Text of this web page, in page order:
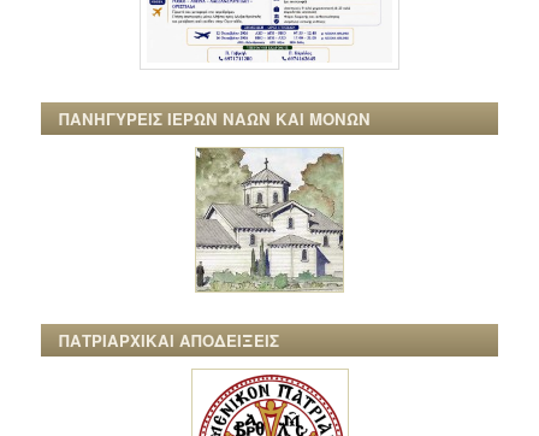
ΠΑΝΗΓΥΡΕΙΣ ΙΕΡΩΝ ΝΑΩΝ ΚΑΙ ΜΟΝΩΝ
ΠΑΤΡΙΑΡΧΙΚΑΙ ΑΠΟΔΕΙΞΕΙΣ